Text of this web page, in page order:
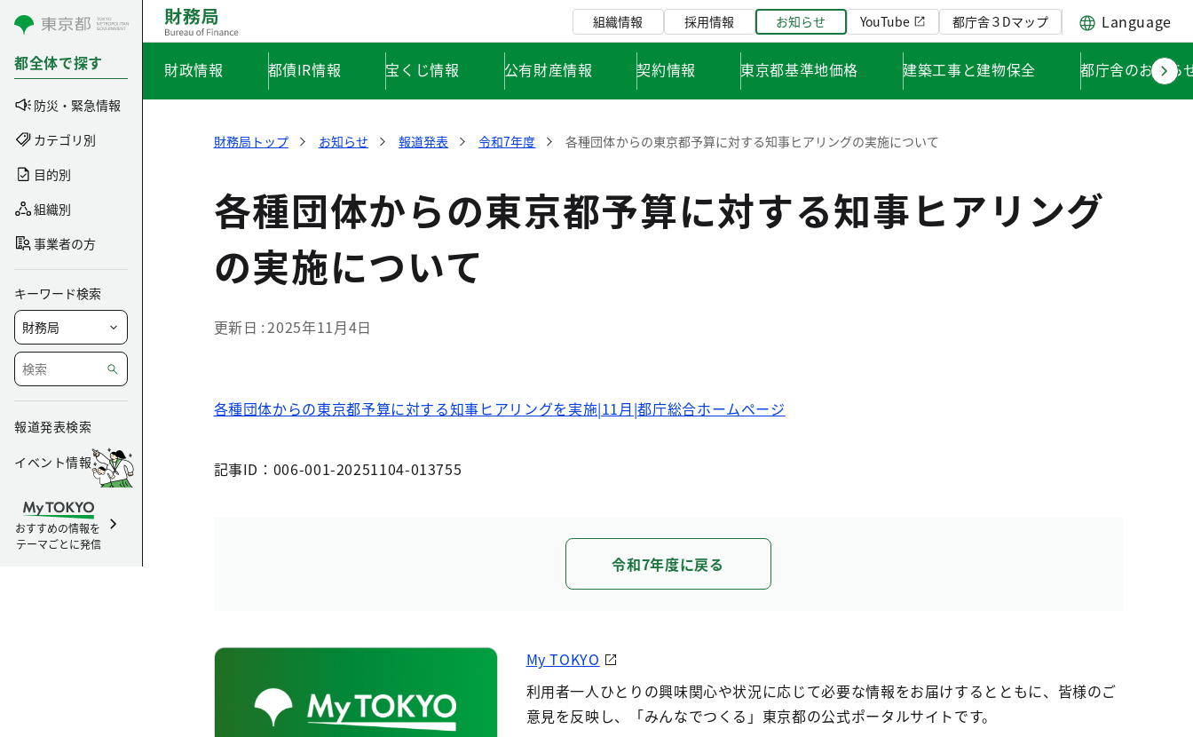
コンテンツにスキップ
都全体で探す
防災・緊急情報
カテゴリ別
目的別
組織別
事業者の方
キーワード検索
報道発表検索
イベント情報
おすすめの情報を
テーマごとに発信
組織情報 採用情報 お知らせ YouTube 都庁舎３Dマップ Language
財政情報 都債IR情報 宝くじ情報 公有財産情報 契約情報 東京都基準地価格 建築工事と建物保全 都庁舎のお知ら
財務局トップ お知らせ 報道発表 令和7年度 各種団体からの東京都予算に対する知事ヒアリングの実施について
各種団体からの東京都予算に対する知事ヒアリング
の実施について
更新日 2025年11月4日
各種団体からの東京都予算に対する知事ヒアリングを実施|11月|都庁総合ホームページ
記事ID：006-001-20251104-013755
令和7年度に戻る
My TOKYO
利用者一人ひとりの興味関心や状況に応じて必要な情報をお届けするとともに、皆様のご
意見を反映し、「みんなでつくる」東京都の公式ポータルサイトです。